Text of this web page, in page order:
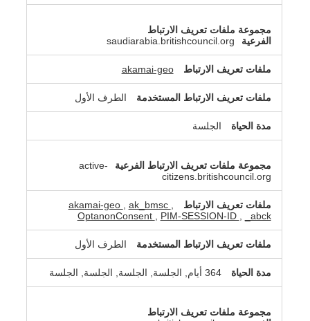
saudiarabia.britishcouncil.org
akamai-geo
الطرف الأول
الجلسة
active-
citizens.britishcouncil.org
akamai-geo ak_bmsc
OptanonConsent
PIM-SESSION-ID _abck
الطرف الأول
364 أيام, الجلسة, الجلسة, الجلسة, الجلسة